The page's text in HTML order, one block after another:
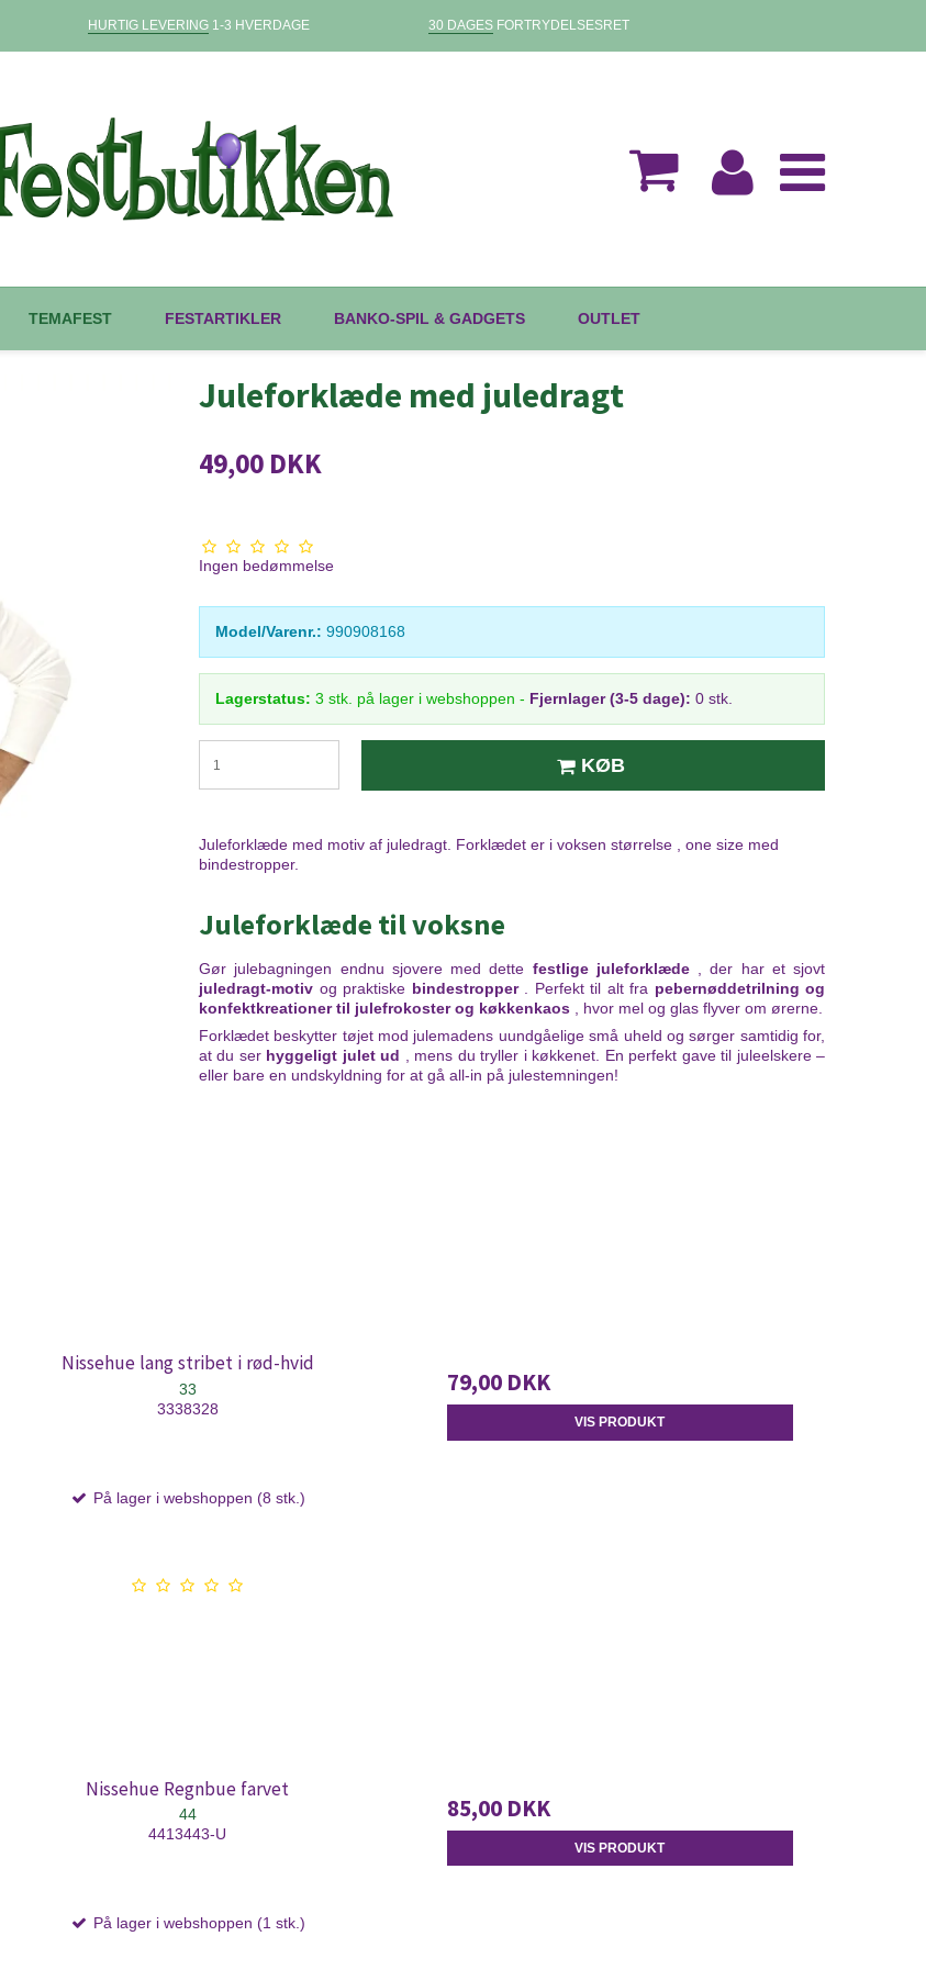
HURTIG LEVERING1-3 HVERDAGE 30 DAGESFORTRYDELSESRET
TEMAFEST FESTARTIKLER BANKO-SPIL & GADGETS OUTLET
Juleforklæde med juledragt
49,00 DKK
Ingen bedømmelse
Model/Varenr.: 990908168
Lagerstatus: 3 stk. på lager i webshoppen - Fjernlager (3-5 dage): 0 stk.
KØB
Juleforklæde med motiv af juledragt. Forklædet er i voksen størrelse , one size med
bindestropper.
Juleforklæde til voksne
Gør julebagningen endnu sjovere med dette festlige juleforklæde, der har et sjovt
juledragt-motiv og praktiske bindestropper. Perfekt til alt fra pebernøddetrilning og
konfektkreationer til julefrokoster og køkkenkaos , hvor mel og glas flyver om ørerne.
Forklædet beskytter tøjet mod julemadens uundgåelige små uheld og sørger samtidig for,
at du ser hyggeligt julet ud , mens du tryller i køkkenet. En perfekt gave til juleelskere –
eller bare en undskyldning for at gå all-in på julestemningen!
Nissehue lang stribet i rød-hvid
33
3338328
På lager i webshoppen (8 stk.)
79,00 DKK
VIS PRODUKT
Nissehue Regnbue farvet
44
4413443-U
På lager i webshoppen (1 stk.)
85,00 DKK
VIS PRODUKT